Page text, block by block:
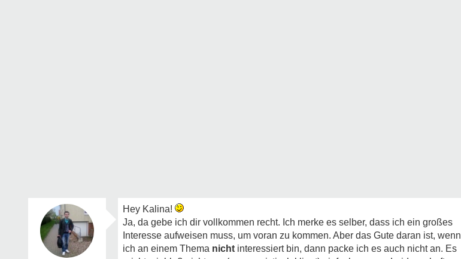
Hey Kalina!
Ja, da gebe ich dir vollkommen recht. Ich merke es selber, dass ich ein großes
Interesse aufweisen muss, um voran zu kommen. Aber das Gute daran ist, wenn
ich an einem Thema nicht interessiert bin, dann packe ich es auch nicht an. Es